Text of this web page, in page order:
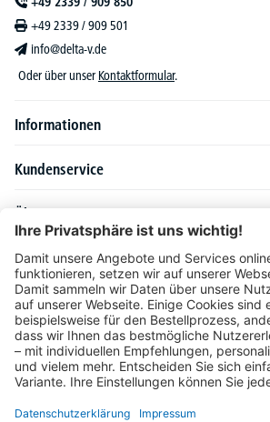
+49 2339 / 909 501
info@delta-v.de
Oder über unser Kontaktformular.
Informationen
Kundenservice
Über DELTA-V
Produktsortiment
Ratgeber
Folgen Sie uns auch